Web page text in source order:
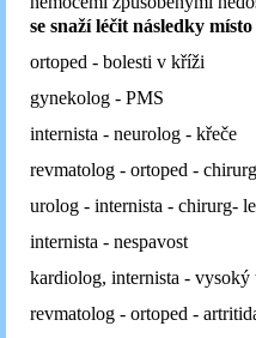
se snaží léčit následky
ortoped - bolesti v kříži
gynekolog - PMS
internista - neurolog - křeče
revmatolog - ortoped -
urolog - internista - chirurg-
internista - nespavost
kardiolog, internista - vysoký
revmatolog - ortoped -